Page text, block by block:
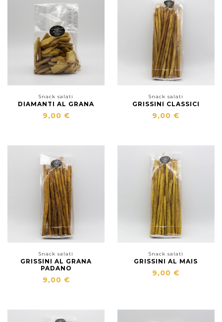
Snack salati
DIAMANTI AL GRANA
9,00 €
Snack salati
GRISSINI CLASSICI
9,00 €
Snack salati
GRISSINI AL GRANA
PADANO
9,00 €
Snack salati
GRISSINI AL MAIS
9,00 €